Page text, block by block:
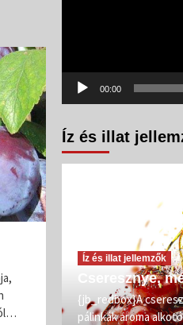
00:00
Íz és illat
Íz és illat jellemzők
Cseresznye,
{jb_redbox}A
pálinkák aroma